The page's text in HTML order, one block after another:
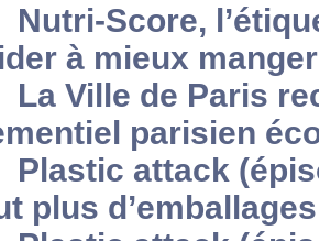
Nutri-Score,
à mieux
La Ville de Paris
parisien
Plastic attack
plus